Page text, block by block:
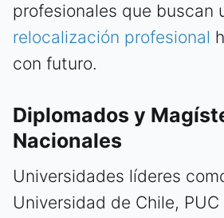
profesionales que buscan
relocalización profesional
con futuro.
Diplomados y
Nacionales
Universidades líderes
Universidad de Chile, PUC